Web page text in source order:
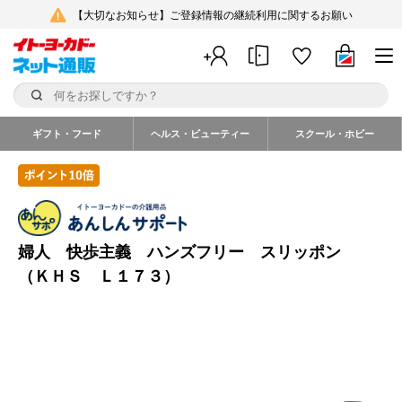
【大切なお知らせ】ご登録情報の継続利用に関するお願い
ギフト・フード ヘルス・ビューティー スクール・ホビー
婦人 快歩主義 ハンズフリー スリッポン
（ＫＨＳ Ｌ１７３）